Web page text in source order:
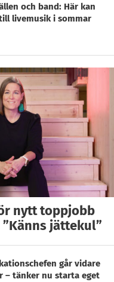
och band: Här kan
livemusik i sommar
nytt toppjobb
jättekul”
går vidare
– tänker nu starta eget